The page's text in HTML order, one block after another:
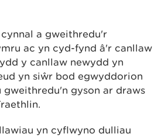
a gweithredu'r
ac yn cyd-fynd â'r canllaw
y canllaw newydd yn
yn siŵr bod egwyddorion
gyson ar draws
yn cyflwyno dulliau